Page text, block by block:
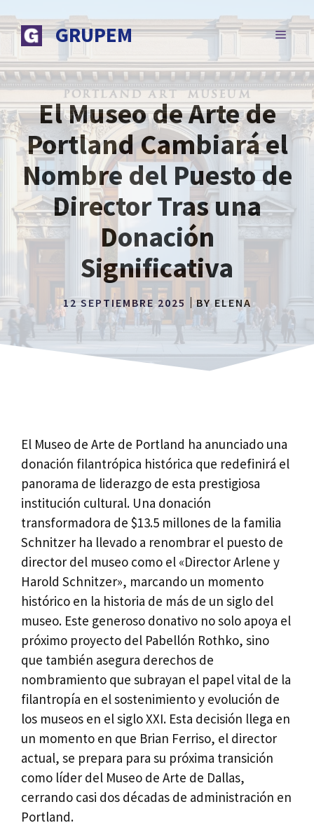
al
contenido
GRUPEM MENÚ
El Museo de Arte de
Portland Cambiará el
Nombre del Puesto de
Director Tras una
Donación
Significativa
12 SEPTIEMBRE 2025 BY ELENA
El Museo de Arte de Portland ha anunciado una
donación filantrópica histórica que redefinirá el
panorama de liderazgo de esta prestigiosa
institución cultural. Una donación
transformadora de $13.5 millones de la familia
Schnitzer ha llevado a renombrar el puesto de
director del museo como el «Director Arlene y
Harold Schnitzer», marcando un momento
histórico en la historia de más de un siglo del
museo. Este generoso donativo no solo apoya el
próximo proyecto del Pabellón Rothko, sino
que también asegura derechos de
nombramiento que subrayan el papel vital de la
filantropía en el sostenimiento y evolución de
los museos en el siglo XXI. Esta decisión llega en
un momento en que Brian Ferriso, el director
actual, se prepara para su próxima transición
como líder del Museo de Arte de Dallas,
cerrando casi dos décadas de administración en
Portland.